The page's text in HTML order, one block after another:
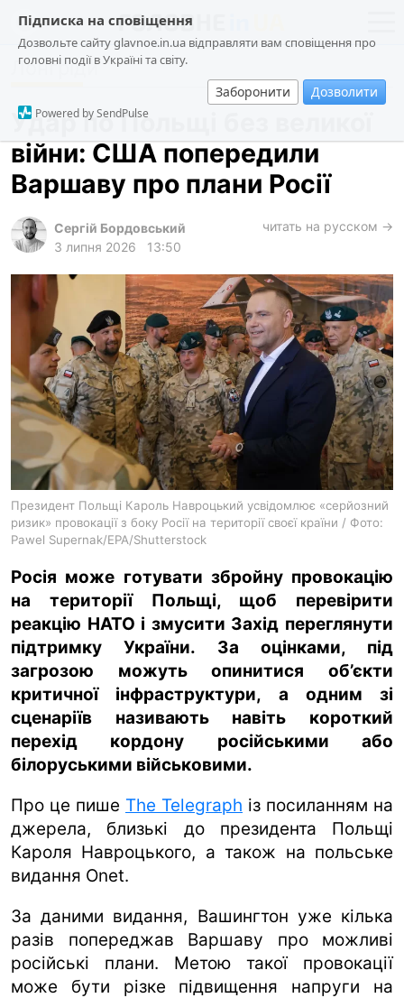
Підписка на сповіщення
Дозвольте сайту glavnoe.in.ua відправляти вам сповіщення про
головні події в Україні та світу.
Заборонити Дозволити
Powered by SendPulse
новини
про проєкт
суспільство
події
кримінал
лонгріди
харків
архів
gambling
ru en
Лонгріди
Удар по Польщі без великої
війни: США попередили
Варшаву про плани Росії
Сергій Бордовський
3 липня 2026
13:50
читать на русском →
Президент Польщі Кароль Навроцький усвідомлює «серйозний
ризик» провокації з боку Росії на території своєї країни / Фото:
Pawel Supernak/EPA/Shutterstock
Росія може готувати збройну провокацію
на території Польщі, щоб перевірити
реакцію НАТО і змусити Захід переглянути
підтримку України. За оцінками, під
загрозою можуть опинитися об’єкти
критичної інфраструктури, а одним зі
сценаріїв називають навіть короткий
перехід кордону російськими або
білоруськими військовими.
Про це пише The Telegraph із посиланням на
джерела, близькі до президента Польщі
Кароля Навроцького, а також на польське
видання Onet.
За даними видання, Вашингтон уже кілька
разів попереджав Варшаву про можливі
російські плани. Метою такої провокації
може бути різке підвищення напруги на